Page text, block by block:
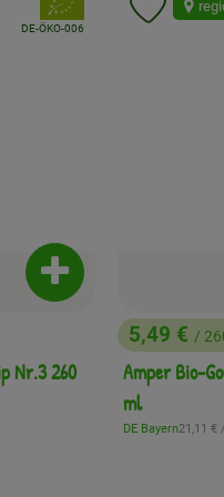
Nr.3 260
Produkt zum
, Kontrollstelle:
DE-ÖKO-006
hinzufügen
, Preis:
5,49 € /
Amper Bio-
ml
, Herkunft:
DE Bayern,21,11 €